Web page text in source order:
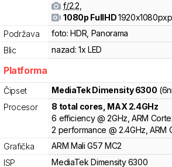
f/2.2
1080p FullHD
Podržava
foto: HDR, Panorama
Blic
nazad: 1x LED
Platforma
Čipset MediaTekDimensity 6300
Procesor
8 total cores , MAX 2.4GHz
6 efficiency @ 2GHz,ARM
2 performance @ 2.4GHz,ARM
Grafička
ARM Mali G57 MC2
ISP
MediaTek Dimensity 6300